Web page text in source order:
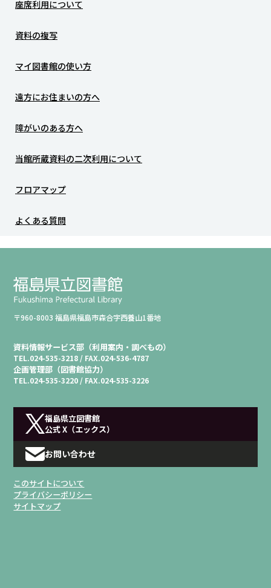
座席利用について
資料の複写
マイ図書館の使い方
遠方にお住まいの方へ
障がいのある方へ
当館所蔵資料の二次利用について
フロアマップ
よくある質問
〒960-8003 福島県福島市森合字西養山1番地
資料情報サービス部（利用案内・調べもの）
TEL.024-535-3218 / FAX.024-536-4787
企画管理部（図書館協力）
TEL.024-535-3220 / FAX.024-535-3226
福島県立図書館
公式 X（エックス）
お問い合わせ
このサイトについて
プライバシーポリシー
サイトマップ